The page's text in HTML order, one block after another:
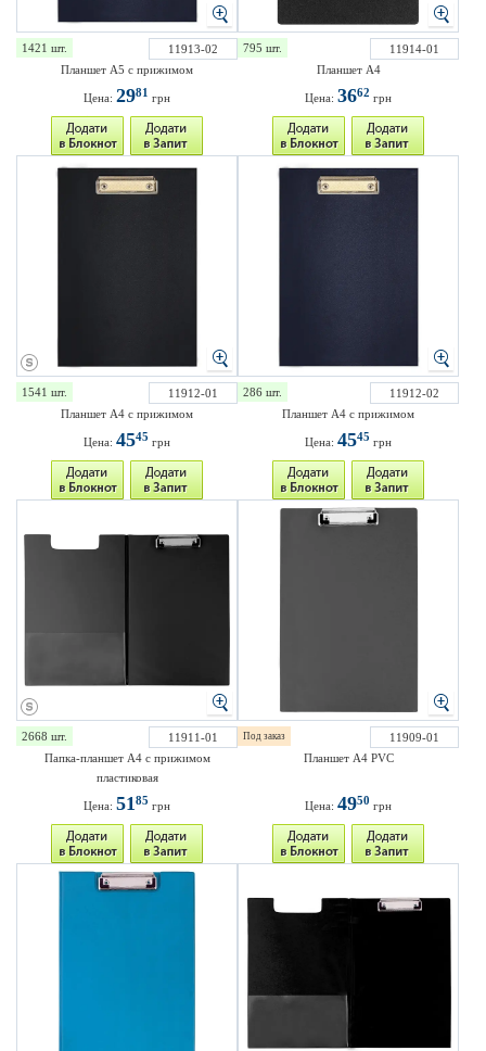
1421 шт.
11913-02
Планшет А5 с прижимом
Цена: 2981 грн
795 шт.
11914-01
Планшет А4
Цена: 3662 грн
1541 шт.
11912-01
Планшет А4 с прижимом
Цена: 4545 грн
286 шт.
11912-02
Планшет А4 с прижимом
Цена: 4545 грн
2668 шт.
11911-01
Папка-планшет А4 с прижимом
пластиковая
Цена: 5185 грн
Под заказ
11909-01
Планшет А4 PVC
Цена: 4950 грн